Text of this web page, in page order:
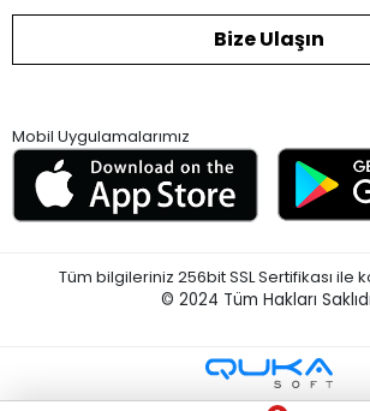
Bize Ulaşın
Mobil Uygulamalarımız
Tüm bilgileriniz 256bit SSL Sertifikası ile
© 2024 Tüm Hakları